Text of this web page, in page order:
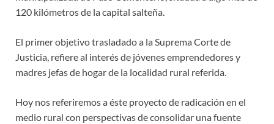
120 kilómetros de la capital salteña.
El primer objetivo trasladado a la Suprema Corte de
Justicia, refiere al interés de jóvenes emprendedores y
madres jefas de hogar de la localidad rural referida.
Hoy nos referiremos a éste proyecto de radicación en el
medio rural con perspectivas de consolidar una fuente